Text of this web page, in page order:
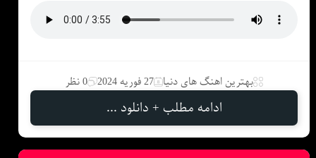
بهترین اهنگ های دنیا 27 فوریه 2024 0 نظر
ادامه مطلب + دانلود ...